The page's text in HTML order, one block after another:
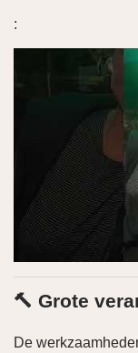
:
🔨 Grote
De